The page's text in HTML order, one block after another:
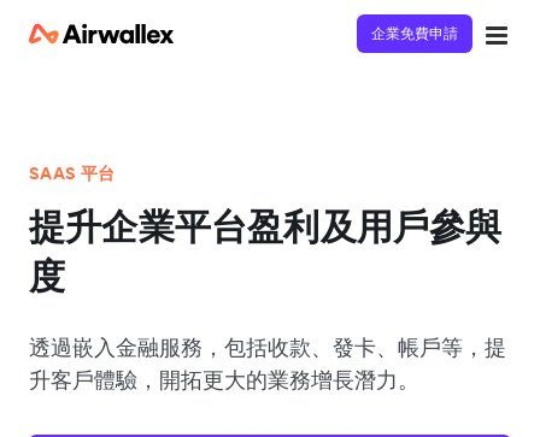
企業免費申請
SAAS 平台
提升企業平台盈利及用戶參與
度
透過嵌入金融服務，包括收款、發卡、帳戶等，提
升客戶體驗，開拓更大的業務增長潛力。